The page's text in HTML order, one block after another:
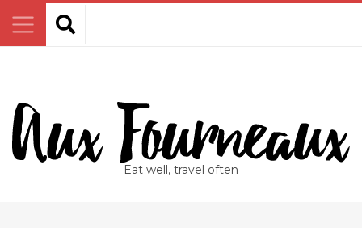
Eat well, travel often